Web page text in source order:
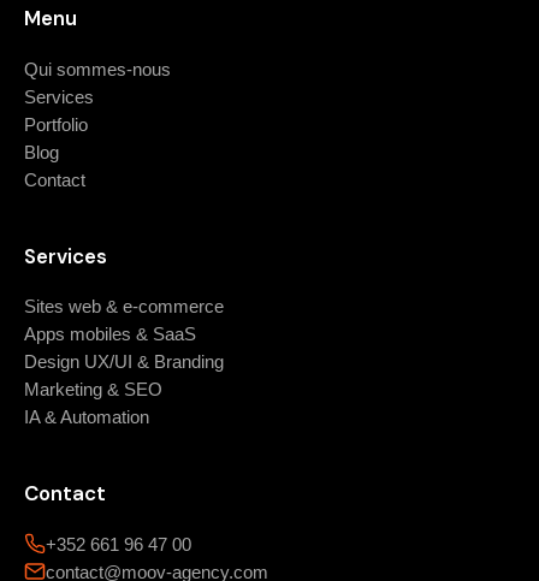
Menu
Qui sommes-nous
Services
Portfolio
Blog
Contact
Services
Sites web & e-commerce
Apps mobiles & SaaS
Design UX/UI & Branding
Marketing & SEO
IA & Automation
Contact
+352 661 96 47 00
contact@moov-agency.com